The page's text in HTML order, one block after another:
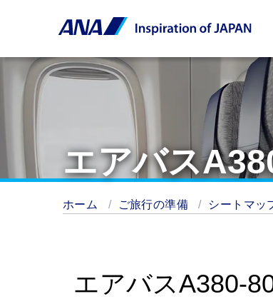
エアバス
ホーム ご旅行の準備 シートマッ
エアバスA380-